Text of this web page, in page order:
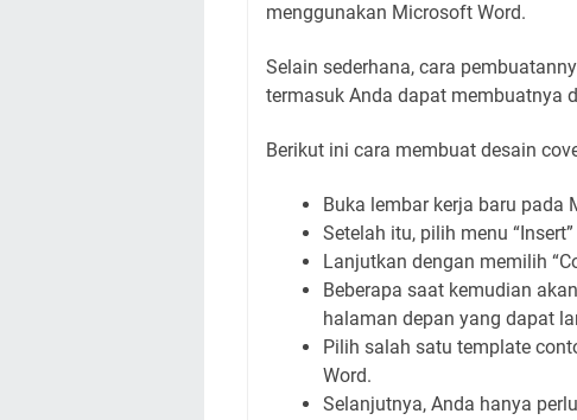
menggunakan Microsoft Word.
Selain sederhana, cara
termasuk Anda dapat membuatnya
Berikut ini cara membuat desain
Buka lembar kerja baru pada
Setelah itu, pilih menu
Lanjutkan dengan memilih
Beberapa saat kemudian
halaman depan yang dapat
Pilih salah satu template
Word.
Selanjutnya, Anda hanya